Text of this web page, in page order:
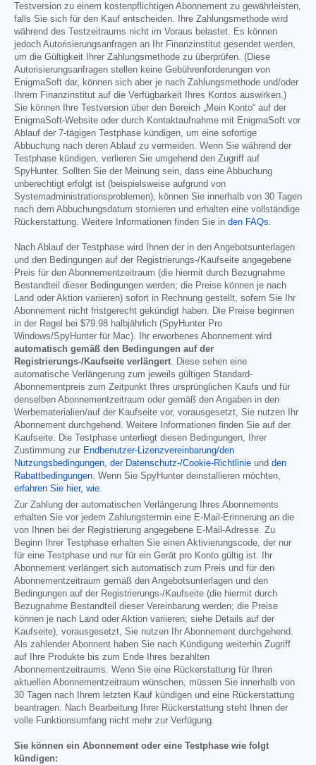
Testversion zu einem kostenpflichtigen Abonnement zu gewährleisten,
falls Sie sich für den Kauf entscheiden. Ihre Zahlungsmethode wird
während des Testzeitraums nicht im Voraus belastet. Es können
jedoch Autorisierungsanfragen an Ihr Finanzinstitut gesendet werden,
um die Gültigkeit Ihrer Zahlungsmethode zu überprüfen. (Diese
Autorisierungsanfragen stellen keine Gebührenforderungen von
EnigmaSoft dar, können sich aber je nach Zahlungsmethode und/oder
Ihrem Finanzinstitut auf die Verfügbarkeit Ihres Kontos auswirken.)
Sie können Ihre Testversion über den Bereich „Mein Konto“ auf der
EnigmaSoft-Website oder durch Kontaktaufnahme mit EnigmaSoft vor
Ablauf der 7-tägigen Testphase kündigen, um eine sofortige
Abbuchung nach deren Ablauf zu vermeiden. Wenn Sie während der
Testphase kündigen, verlieren Sie umgehend den Zugriff auf
SpyHunter. Sollten Sie der Meinung sein, dass eine Abbuchung
unberechtigt erfolgt ist (beispielsweise aufgrund von
Systemadministrationsproblemen), können Sie innerhalb von 30 Tagen
nach dem Abbuchungsdatum stornieren und erhalten eine vollständige
Rückerstattung. Weitere Informationen finden Sie in den FAQs.
Nach Ablauf der Testphase wird Ihnen der in den Angebotsunterlagen
und den Bedingungen auf der Registrierungs-/Kaufseite angegebene
Preis für den Abonnementzeitraum (die hiermit durch Bezugnahme
Bestandteil dieser Bedingungen werden; die Preise können je nach
Land oder Aktion variieren) sofort in Rechnung gestellt, sofern Sie Ihr
Abonnement nicht fristgerecht gekündigt haben. Die Preise beginnen
in der Regel bei $79.98 halbjährlich (SpyHunter Pro
Windows/SpyHunter für Mac). Ihr erworbenes Abonnement wird
automatisch gemäß den Bedingungen auf der
Registrierungs-/Kaufseite verlängert. Diese sehen eine
automatische Verlängerung zum jeweils gültigen Standard-
Abonnementpreis zum Zeitpunkt Ihres ursprünglichen Kaufs und für
denselben Abonnementzeitraum oder gemäß den Angaben in den
Werbematerialien/auf der Kaufseite vor, vorausgesetzt, Sie nutzen Ihr
Abonnement durchgehend. Weitere Informationen finden Sie auf der
Kaufseite. Die Testphase unterliegt diesen Bedingungen, Ihrer
Zustimmung zur Endbenutzer-Lizenzvereinbarung/den
Nutzungsbedingungen, der Datenschutz-/Cookie-Richtlinie und den
Rabattbedingungen. Wenn Sie SpyHunter deinstallieren möchten,
erfahren Sie hier, wie.
Zur Zahlung der automatischen Verlängerung Ihres Abonnements
erhalten Sie vor jedem Zahlungstermin eine E-Mail-Erinnerung an die
von Ihnen bei der Registrierung angegebene E-Mail-Adresse. Zu
Beginn Ihrer Testphase erhalten Sie einen Aktivierungscode, der nur
für eine Testphase und nur für ein Gerät pro Konto gültig ist. Ihr
Abonnement verlängert sich automatisch zum Preis und für den
Abonnementzeitraum gemäß den Angebotsunterlagen und den
Bedingungen auf der Registrierungs-/Kaufseite (die hiermit durch
Bezugnahme Bestandteil dieser Vereinbarung werden; die Preise
können je nach Land oder Aktion variieren; siehe Details auf der
Kaufseite), vorausgesetzt, Sie nutzen Ihr Abonnement durchgehend.
Als zahlender Abonnent haben Sie nach Kündigung weiterhin Zugriff
auf Ihre Produkte bis zum Ende Ihres bezahlten
Abonnementzeitraums. Wenn Sie eine Rückerstattung für Ihren
aktuellen Abonnementzeitraum wünschen, müssen Sie innerhalb von
30 Tagen nach Ihrem letzten Kauf kündigen und eine Rückerstattung
beantragen. Nach Bearbeitung Ihrer Rückerstattung steht Ihnen der
volle Funktionsumfang nicht mehr zur Verfügung.
Sie können ein Abonnement oder eine Testphase wie folgt
kündigen: